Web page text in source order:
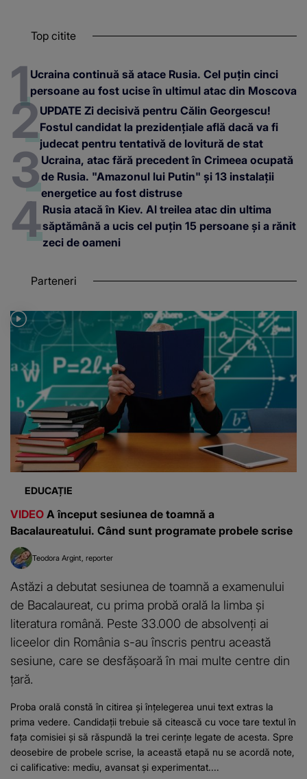
Top citite
Ucraina continuă să atace Rusia. Cel puțin cinci
persoane au fost ucise în ultimul atac din Moscova
UPDATE Zi decisivă pentru Călin Georgescu!
Fostul candidat la prezidențiale află dacă va fi
judecat pentru tentativă de lovitură de stat
Ucraina, atac fără precedent în Crimeea ocupată
de Rusia. "Amazonul lui Putin" și 13 instalații
energetice au fost distruse
Rusia atacă în Kiev. Al treilea atac din ultima
săptămână a ucis cel puțin 15 persoane și a rănit
zeci de oameni
Parteneri
EDUCAȚIE
VIDEO A început sesiunea de toamnă a
Bacalaureatului. Când sunt programate probele scrise
Teodora Argint reporter
Astăzi a debutat sesiunea de toamnă a examenului
de Bacalaureat, cu prima probă orală la limba și
literatura română. Peste 33.000 de absolvenți ai
liceelor din România s-au înscris pentru această
sesiune, care se desfășoară în mai multe centre din
țară.
Proba orală constă în citirea și înțelegerea unui text extras la
prima vedere. Candidații trebuie să citească cu voce tare textul în
fața comisiei și să răspundă la trei cerințe legate de acesta. Spre
deosebire de probele scrise, la această etapă nu se acordă note,
ci calificative: mediu, avansat și experimentat....